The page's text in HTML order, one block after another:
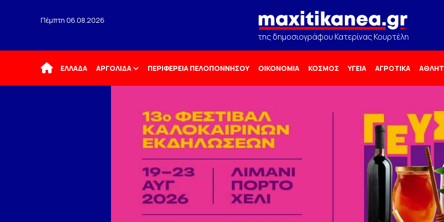
Πέμπτη 06.08.2026
της δημοσιογράφου Κατερίνας Κουρτέλη
ΑρχικήΕΛΛΑΔΑ ΑΡΓΟΛΙΔΑ ΠΕΡΙΦΕΡΕΙΑ ΠΕΛΟΠΟΝΝΗΣΟΥ ΟΙΚΟΝΟΜΙΑ ΚΟΣΜΟΣ ΥΓΕΙΑ ΑΓΡΟΤΙΚΑ